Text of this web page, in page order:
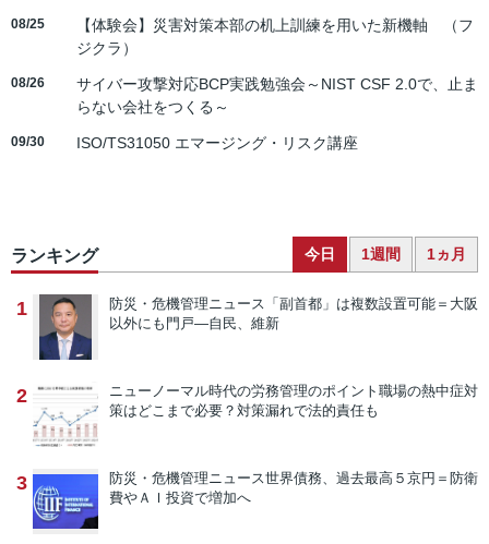
08/25
【体験会】災害対策本部の机上訓練を用いた新機軸 （フ
ジクラ）
08/26
サイバー攻撃対応BCP実践勉強会～NIST CSF 2.0で、止ま
らない会社をつくる～
09/30 ISO/TS31050 エマージング・リスク講座
ランキング 今日 1週間 1ヵ月
1 防災・危機管理ニュース 「副首都」は複数設置可能＝大阪
以外にも門戸―自民、維新
2 ニューノーマル時代の労務管理のポイント 職場の熱中症対
策はどこまで必要？対策漏れで法的責任も
3 防災・危機管理ニュース世界債務、過去最高５京円＝防衛
費やＡＩ投資で増加へ